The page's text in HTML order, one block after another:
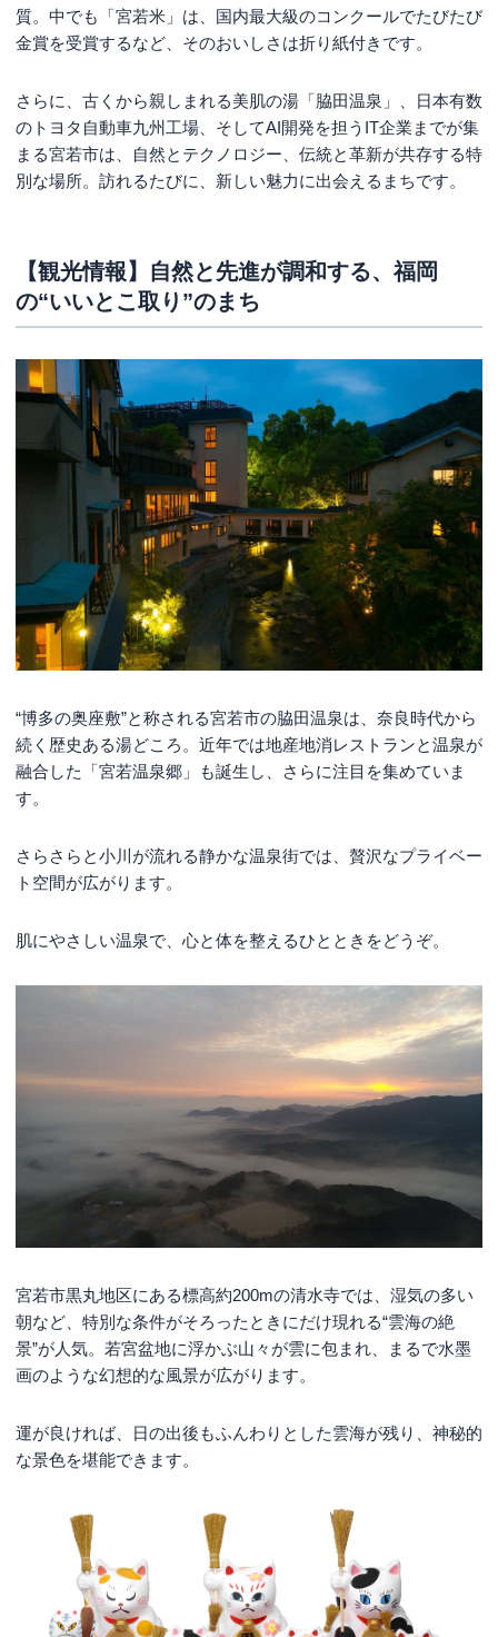
質。中でも「宮若米」は、国内最大級のコンクールでたびたび
金賞を受賞するなど、そのおいしさは折り紙付きです。
さらに、古くから親しまれる美肌の湯「脇田温泉」、日本有数
のトヨタ自動車九州工場、そしてAI開発を担うIT企業までが集
まる宮若市は、自然とテクノロジー、伝統と革新が共存する特
別な場所。訪れるたびに、新しい魅力に出会えるまちです。
【観光情報】自然と先進が調和する、福岡
の“いいとこ取り”のまち
“博多の奥座敷”と称される宮若市の脇田温泉は、奈良時代から
続く歴史ある湯どころ。近年では地産地消レストランと温泉が
融合した「宮若温泉郷」も誕生し、さらに注目を集めていま
す。
さらさらと小川が流れる静かな温泉街では、贅沢なプライベー
ト空間が広がります。
肌にやさしい温泉で、心と体を整えるひとときをどうぞ。
宮若市黒丸地区にある標高約200mの清水寺では、湿気の多い
朝など、特別な条件がそろったときにだけ現れる“雲海の絶
景”が人気。若宮盆地に浮かぶ山々が雲に包まれ、まるで水墨
画のような幻想的な風景が広がります。
運が良ければ、日の出後もふんわりとした雲海が残り、神秘的
な景色を堪能できます。